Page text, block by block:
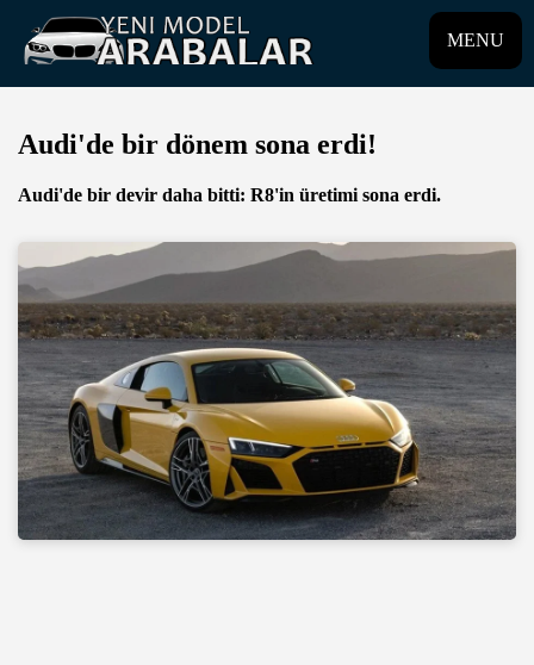
MENU
Audi'de bir dönem sona erdi!
Audi'de bir devir daha bitti: R8'in üretimi sona erdi.